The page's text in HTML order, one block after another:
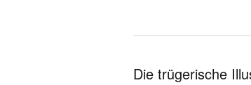
Die trügerische